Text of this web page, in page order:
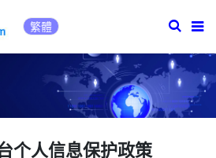
繁體
个人信息保护政策